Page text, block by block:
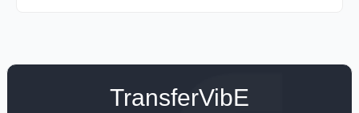
TransferVibE